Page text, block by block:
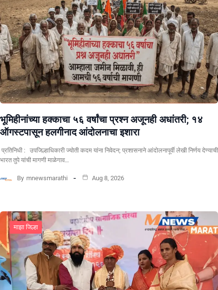
भूमिहीनांच्या हक्काचा ५६ वर्षांचा प्रश्न अजूनही अधांतरी; १४
ऑगस्टपासून हलगीनाद आंदोलनाचा इशारा
प्रतिनिधी : उपजिल्हाधिकारी ज्योती कदम यांना निवेदन; प्रशासनाने आंदोलनापूर्वी लेखी निर्णय देण्याची
भारत तुपे यांची मागणी माळेगाव…
By mnewsmarathi Aug 8, 2026
माझा जिल्हा